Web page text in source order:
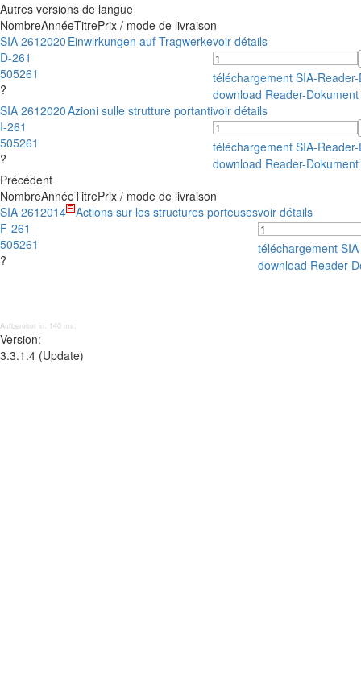
Autres versions de langue
NombreAnnéeTitrePrix / mode de livraison
SIA 261
D-261
505261
?
2020 Einwirkungen auf Tragwerkevoir détails
téléchargement SIA-
download Reader-
SIA 261
I-261
505261
?
2020Azioni sulle strutture portantivoir détails
téléchargement SIA-
download Reader-
Précédent
NombreAnnéeTitrePrix / mode de livraison
SIA 261
F-261
505261
?
2014 Actions sur les structures porteusesvoir détails
téléchargement
download Reader-
Aufbereitet in: 140 ms;
Version:
3.3.1.4 (Update)